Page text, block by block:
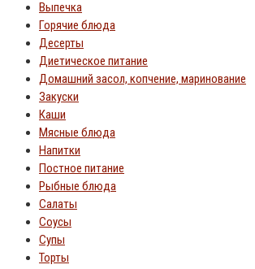
Выпечка
Горячие блюда
Десерты
Диетическое питание
Домашний засол, копчение, маринование
Закуски
Каши
Мясные блюда
Напитки
Постное питание
Рыбные блюда
Салаты
Соусы
Супы
Торты